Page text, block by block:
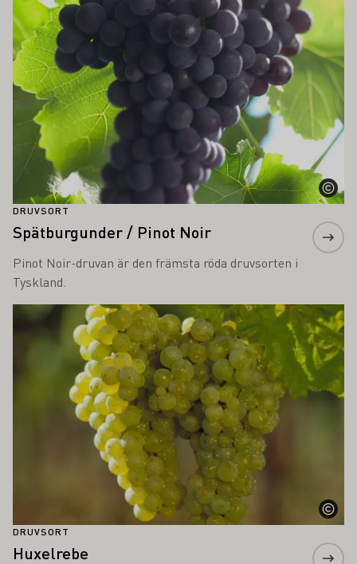
DRUVSORT
Spätburgunder / Pinot Noir
Pinot Noir-druvan är den främsta röda druvsorten i
Tyskland.
DRUVSORT
Huxelrebe
Läs mer om detta